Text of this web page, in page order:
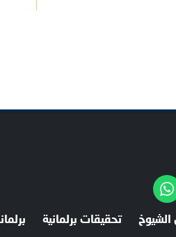
"‎Follow the آخر خبر channel on WhatsApp:
تحقيقات برلمانية